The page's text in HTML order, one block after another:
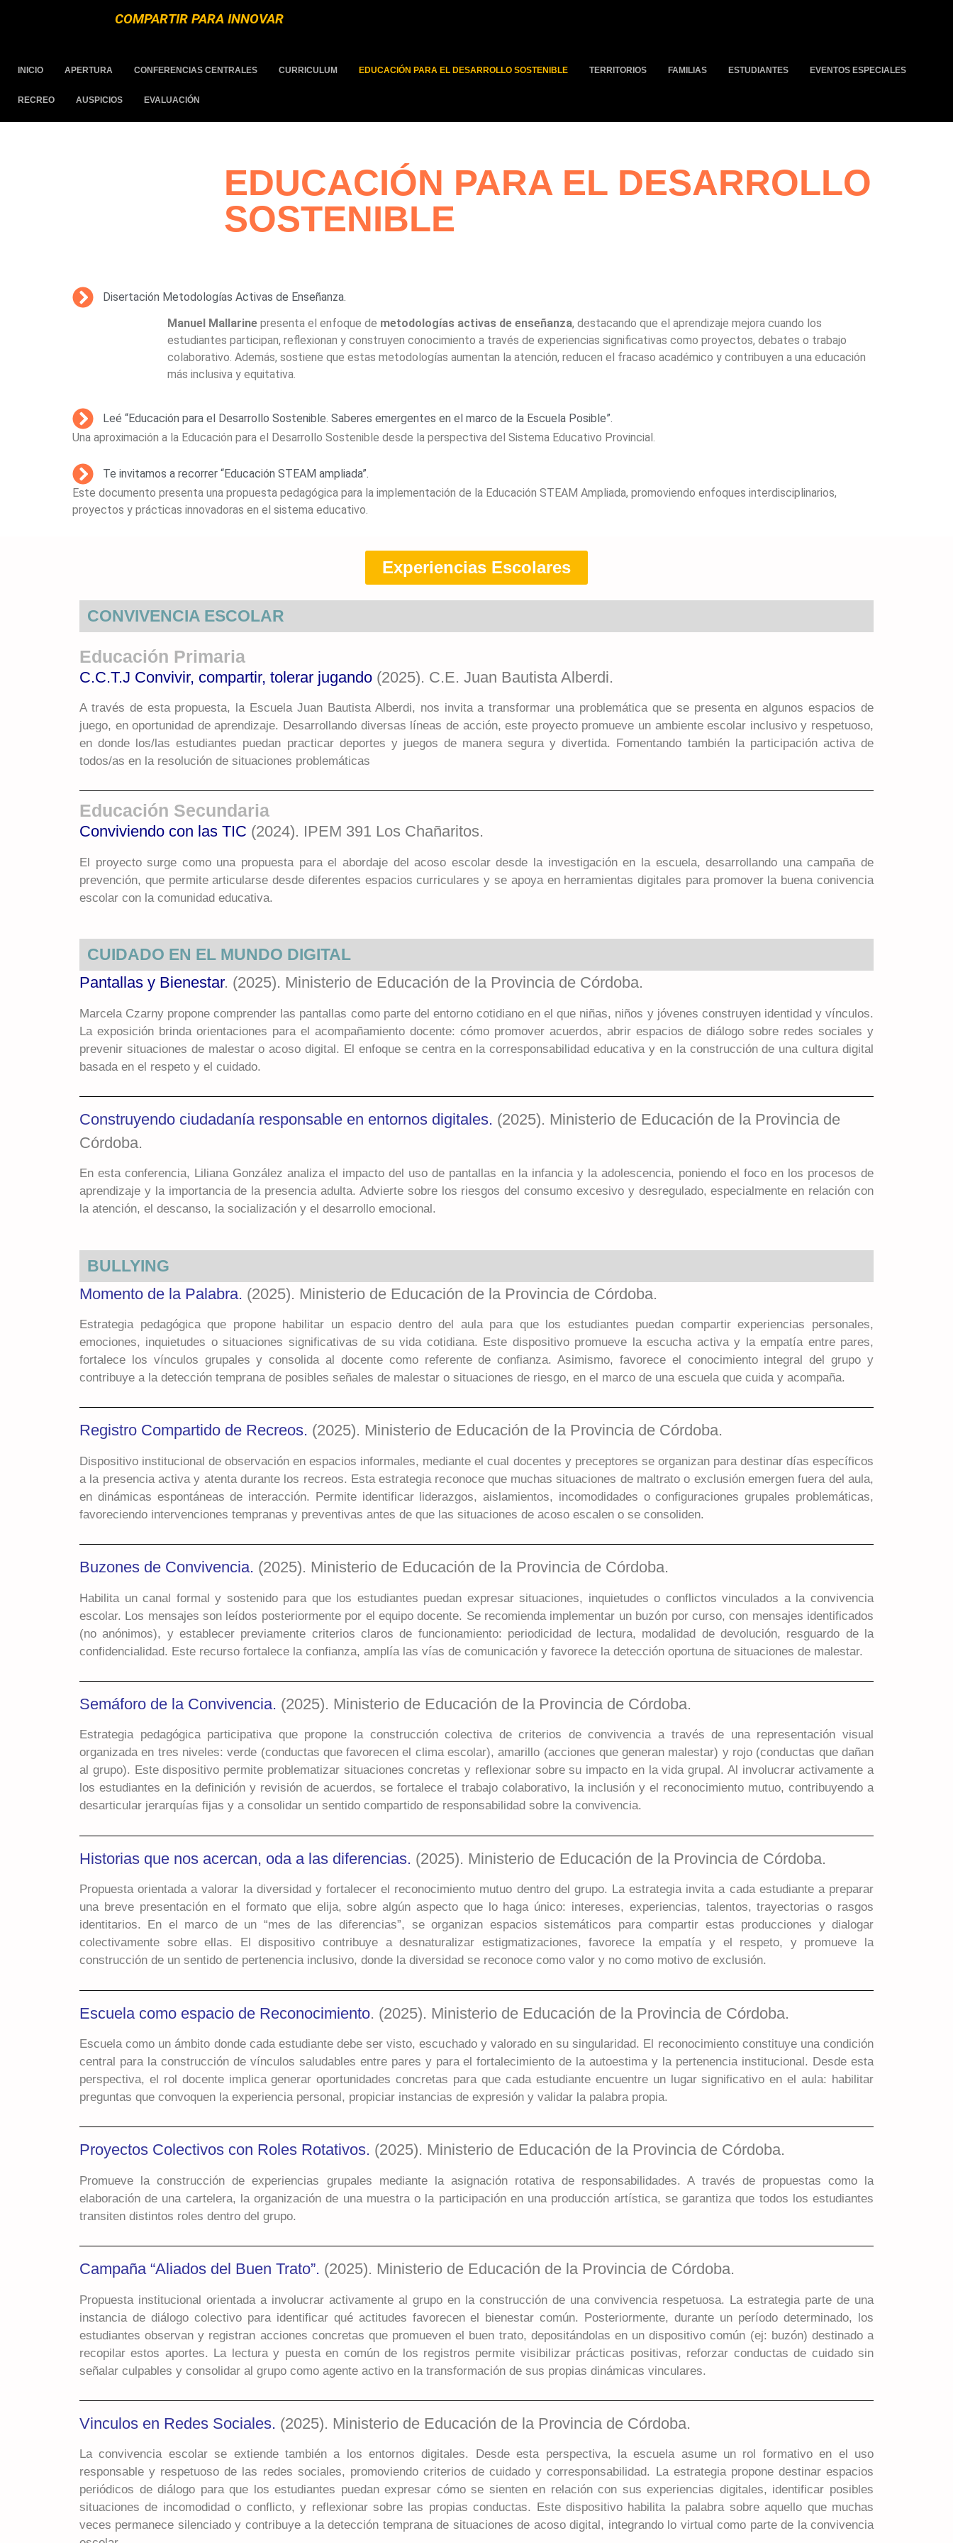
COMPARTIR PARA INNOVAR
INICIO APERTURA CONFERENCIAS CENTRALES CURRICULUM EDUCACIÓN PARA EL DESARROLLO SOSTENIBLE TERRITORIOS FAMILIAS ESTUDIANTES EVENTOS ESPECIALES
RECREO AUSPICIOS EVALUACIÓN
EDUCACIÓN PARA EL DESARROLLO
SOSTENIBLE
Disertación Metodologías Activas de Enseñanza.
Manuel Mallarinepresenta el enfoque de metodologías activas de enseñanza, destacando que el aprendizaje mejora cuando los
estudiantes participan, reflexionan y construyen conocimiento a través de experiencias significativas como proyectos, debates o trabajo
colaborativo. Además, sostiene que estas metodologías aumentan la atención, reducen el fracaso académico y contribuyen a una educación
más inclusiva y equitativa.
Leé “Educación para el Desarrollo Sostenible. Saberes emergentes en el marco de la Escuela Posible”.
Una aproximación a la Educación para el Desarrollo Sostenible desde la perspectiva del Sistema Educativo Provincial.
Te invitamos a recorrer “Educación STEAM ampliada”.
Este documento presenta una propuesta pedagógica para la implementación de la Educación STEAM Ampliada, promoviendo enfoques interdisciplinarios,
proyectos y prácticas innovadoras en el sistema educativo.
Experiencias Escolares
CONVIVENCIA ESCOLAR
Educación Primaria
C.C.T.J Convivir, compartir, tolerar jugando (2025). C.E. Juan Bautista Alberdi.
A través de esta propuesta, la Escuela Juan Bautista Alberdi, nos invita a transformar una problemática que se presenta en algunos espacios de
juego, en oportunidad de aprendizaje. Desarrollando diversas líneas de acción, este proyecto promueve un ambiente escolar inclusivo y respetuoso,
en donde los/las estudiantes puedan practicar deportes y juegos de manera segura y divertida. Fomentando también la participación activa de
todos/as en la resolución de situaciones problemáticas
Educación Secundaria
Conviviendo con las TIC (2024). IPEM 391 Los Chañaritos.
El proyecto surge como una propuesta para el abordaje del acoso escolar desde la investigación en la escuela, desarrollando una campaña de
prevención, que permite articularse desde diferentes espacios curriculares y se apoya en herramientas digitales para promover la buena conivencia
escolar con la comunidad educativa.
CUIDADO EN EL MUNDO DIGITAL
Pantallas y Bienestar. (2025). Ministerio de Educación de la Provincia de Córdoba.
Marcela Czarny propone comprender las pantallas como parte del entorno cotidiano en el que niñas, niños y jóvenes construyen identidad y vínculos.
La exposición brinda orientaciones para el acompañamiento docente: cómo promover acuerdos, abrir espacios de diálogo sobre redes sociales y
prevenir situaciones de malestar o acoso digital. El enfoque se centra en la corresponsabilidad educativa y en la construcción de una cultura digital
basada en el respeto y el cuidado.
Construyendo ciudadanía responsable en entornos digitales. (2025). Ministerio de Educación de la Provincia de
Córdoba.
En esta conferencia, Liliana González analiza el impacto del uso de pantallas en la infancia y la adolescencia, poniendo el foco en los procesos de
aprendizaje y la importancia de la presencia adulta. Advierte sobre los riesgos del consumo excesivo y desregulado, especialmente en relación con
la atención, el descanso, la socialización y el desarrollo emocional.
BULLYING
Momento de la Palabra. (2025). Ministerio de Educación de la Provincia de Córdoba.
Estrategia pedagógica que propone habilitar un espacio dentro del aula para que los estudiantes puedan compartir experiencias personales,
emociones, inquietudes o situaciones significativas de su vida cotidiana. Este dispositivo promueve la escucha activa y la empatía entre pares,
fortalece los vínculos grupales y consolida al docente como referente de confianza. Asimismo, favorece el conocimiento integral del grupo y
contribuye a la detección temprana de posibles señales de malestar o situaciones de riesgo, en el marco de una escuela que cuida y acompaña.
Registro Compartido de Recreos. (2025). Ministerio de Educación de la Provincia de Córdoba.
Dispositivo institucional de observación en espacios informales, mediante el cual docentes y preceptores se organizan para destinar días específicos
a la presencia activa y atenta durante los recreos. Esta estrategia reconoce que muchas situaciones de maltrato o exclusión emergen fuera del aula,
en dinámicas espontáneas de interacción. Permite identificar liderazgos, aislamientos, incomodidades o configuraciones grupales problemáticas,
favoreciendo intervenciones tempranas y preventivas antes de que las situaciones de acoso escalen o se consoliden.
Buzones de Convivencia. (2025). Ministerio de Educación de la Provincia de Córdoba.
Habilita un canal formal y sostenido para que los estudiantes puedan expresar situaciones, inquietudes o conflictos vinculados a la convivencia
escolar. Los mensajes son leídos posteriormente por el equipo docente. Se recomienda implementar un buzón por curso, con mensajes identificados
(no anónimos), y establecer previamente criterios claros de funcionamiento: periodicidad de lectura, modalidad de devolución, resguardo de la
confidencialidad. Este recurso fortalece la confianza, amplía las vías de comunicación y favorece la detección oportuna de situaciones de malestar.
Semáforo de la Convivencia. (2025). Ministerio de Educación de la Provincia de Córdoba.
Estrategia pedagógica participativa que propone la construcción colectiva de criterios de convivencia a través de una representación visual
organizada en tres niveles: verde (conductas que favorecen el clima escolar), amarillo (acciones que generan malestar) y rojo (conductas que dañan
al grupo). Este dispositivo permite problematizar situaciones concretas y reflexionar sobre su impacto en la vida grupal. Al involucrar activamente a
los estudiantes en la definición y revisión de acuerdos, se fortalece el trabajo colaborativo, la inclusión y el reconocimiento mutuo, contribuyendo a
desarticular jerarquías fijas y a consolidar un sentido compartido de responsabilidad sobre la convivencia.
Historias que nos acercan, oda a las diferencias. (2025). Ministerio de Educación de la Provincia de Córdoba.
Propuesta orientada a valorar la diversidad y fortalecer el reconocimiento mutuo dentro del grupo. La estrategia invita a cada estudiante a preparar
una breve presentación en el formato que elija, sobre algún aspecto que lo haga único: intereses, experiencias, talentos, trayectorias o rasgos
identitarios. En el marco de un “mes de las diferencias”, se organizan espacios sistemáticos para compartir estas producciones y dialogar
colectivamente sobre ellas. El dispositivo contribuye a desnaturalizar estigmatizaciones, favorece la empatía y el respeto, y promueve la
construcción de un sentido de pertenencia inclusivo, donde la diversidad se reconoce como valor y no como motivo de exclusión.
Escuela como espacio de Reconocimiento. (2025). Ministerio de Educación de la Provincia de Córdoba.
Escuela como un ámbito donde cada estudiante debe ser visto, escuchado y valorado en su singularidad. El reconocimiento constituye una condición
central para la construcción de vínculos saludables entre pares y para el fortalecimiento de la autoestima y la pertenencia institucional. Desde esta
perspectiva, el rol docente implica generar oportunidades concretas para que cada estudiante encuentre un lugar significativo en el aula: habilitar
preguntas que convoquen la experiencia personal, propiciar instancias de expresión y validar la palabra propia.
Proyectos Colectivos con Roles Rotativos. (2025). Ministerio de Educación de la Provincia de Córdoba.
Promueve la construcción de experiencias grupales mediante la asignación rotativa de responsabilidades. A través de propuestas como la
elaboración de una cartelera, la organización de una muestra o la participación en una producción artística, se garantiza que todos los estudiantes
transiten distintos roles dentro del grupo.
Campaña “Aliados del Buen Trato”. (2025). Ministerio de Educación de la Provincia de Córdoba.
Propuesta institucional orientada a involucrar activamente al grupo en la construcción de una convivencia respetuosa. La estrategia parte de una
instancia de diálogo colectivo para identificar qué actitudes favorecen el bienestar común. Posteriormente, durante un período determinado, los
estudiantes observan y registran acciones concretas que promueven el buen trato, depositándolas en un dispositivo común (ej: buzón) destinado a
recopilar estos aportes. La lectura y puesta en común de los registros permite visibilizar prácticas positivas, reforzar conductas de cuidado sin
señalar culpables y consolidar al grupo como agente activo en la transformación de sus propias dinámicas vinculares.
Vinculos en Redes Sociales. (2025). Ministerio de Educación de la Provincia de Córdoba.
La convivencia escolar se extiende también a los entornos digitales. Desde esta perspectiva, la escuela asume un rol formativo en el uso
responsable y respetuoso de las redes sociales, promoviendo criterios de cuidado y corresponsabilidad. La estrategia propone destinar espacios
periódicos de diálogo para que los estudiantes puedan expresar cómo se sienten en relación con sus experiencias digitales, identificar posibles
situaciones de incomodidad o conflicto, y reflexionar sobre las propias conductas. Este dispositivo habilita la palabra sobre aquello que muchas
veces permanece silenciado y contribuye a la detección temprana de situaciones de acoso digital, integrando lo virtual como parte de la convivencia